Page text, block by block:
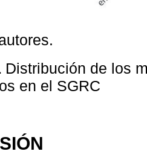
Distribución de los
en el SGRC